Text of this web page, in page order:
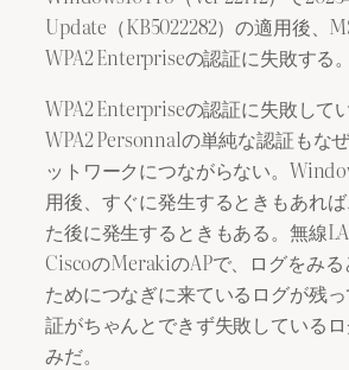
Update（KB5022282）の適用後、
WPA2 Enterpriseの認証に失敗する。
WPA2 Enterpriseの認証に失敗して
WPA2 Personnalの単純な認証もな
ットワークにつながらない。
用後、すぐに発生するときもあれ
た後に発生するときもある。無線
CiscoのMerakiのAPで、ログをみ
ためにつなぎに来ているログが残
証がちゃんとできず失敗している
みだ。